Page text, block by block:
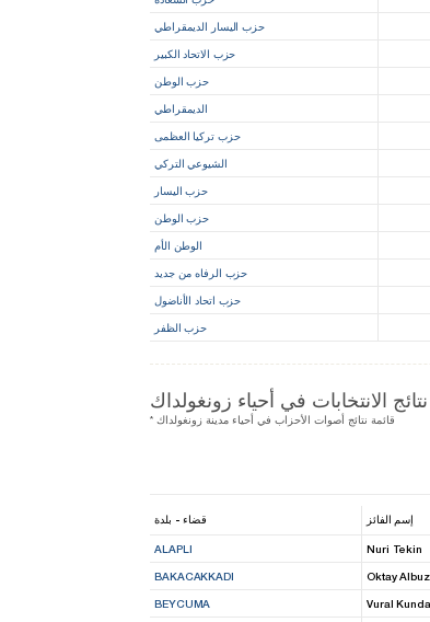
حزب اليسار الديمقراطي
حزب الاتحاد الكبير
حزب الوطن
الديمقراطي
حزب تركيا العظمى
الشيوعي التركي
حزب اليسار
حزب الوطن
الوطن الأم
حزب الرفاه من جديد
حزب اتحاد الأناضول
حزب الظفر
نتائج الانتخابات في أحياء زونغولداك
* قائمة نتائج أصوات الأحزاب في أحياء مدينة زونغولداك
قضاء - بلدة إسم الفائز
ALAPLI Nuri Tekin
BAKACAKKADI Oktay Albuz
BEYCUMA Vural